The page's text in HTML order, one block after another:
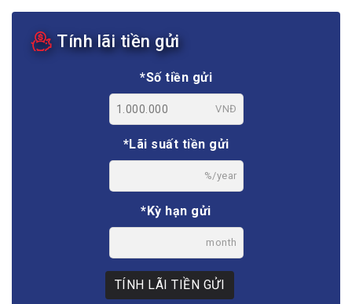
Tính lãi tiền gửi
*Số tiền gửi
VNĐ
*Lãi suất tiền gửi
%/year
*Kỳ hạn gửi
month
TÍNH LÃI TIỀN GỬI